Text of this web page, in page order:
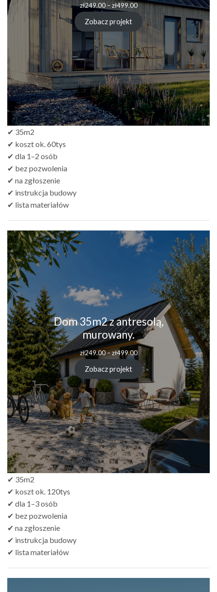
zł249.00 – zł499.00Zakres
zł249.00
zł499.00
Zobacz projekt
✔ 35m2
✔ koszt ok. 60tys
✔ dla 1–2 osób
✔ bez pozwolenia
✔ na zgłoszenie
✔ instrukcja budowy
✔ lista materiałów
Dom 35m2 z antresolą,
murowany.
zł249.00–zł499.00Zakres
cen:
od
zł249.00
do
zł499.00
Zobacz projekt
✔ 35m2
✔ koszt ok. 120tys
✔ dla 1–3 osób
✔ bez pozwolenia
✔ na zgłoszenie
✔ instrukcja budowy
✔ lista materiałów